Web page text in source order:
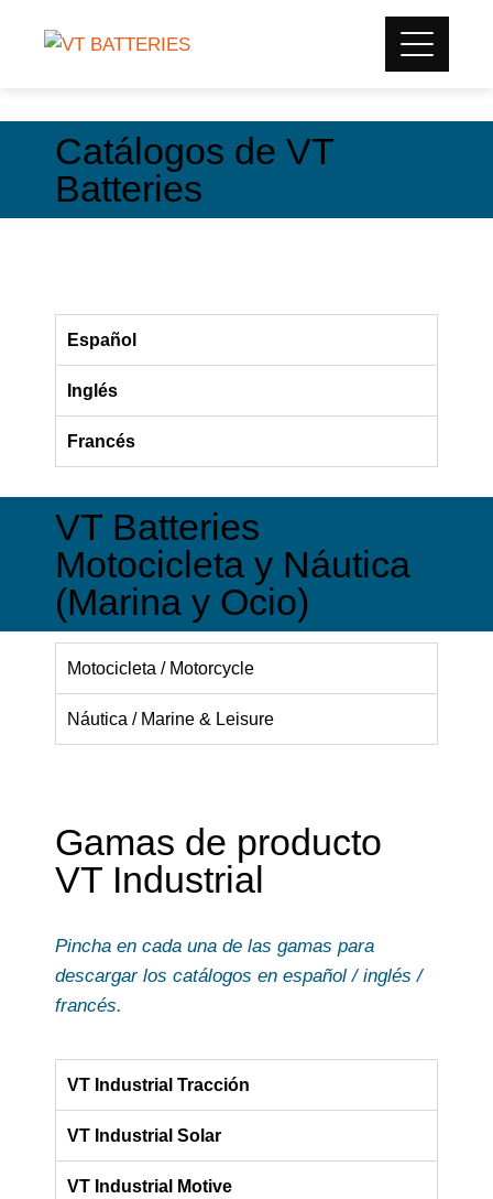
Catálogos de VT
Batteries
Español
Inglés
Francés
VT Batteries
Motocicleta y Náutica
(Marina y Ocio)
Motocicleta / Motorcycle
Náutica / Marine & Leisure
Gamas de producto
VT Industrial
Pincha en cada una de las gamas para
descargar los catálogos en español / inglés /
francés.
VT Industrial Tracción
VT Industrial Solar
VT Industrial Motive